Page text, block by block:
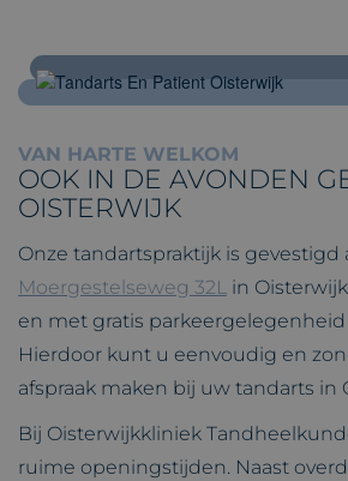
VAN HARTE WELKOM
OOK IN DE AVONDEN
OISTERWIJK
Onze tandartspraktijk is gevestigd
Moergestelseweg 32L in
en met gratis parkeergelegenheid
Hierdoor kunt u eenvoudig en
afspraak maken bij uw tandarts in
Bij Oisterwijkkliniek
ruime openingstijden. Naast